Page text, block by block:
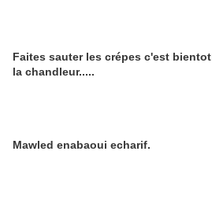
Faites sauter les crépes c'est bientot
la chandleur.....
Mawled enabaoui echarif.